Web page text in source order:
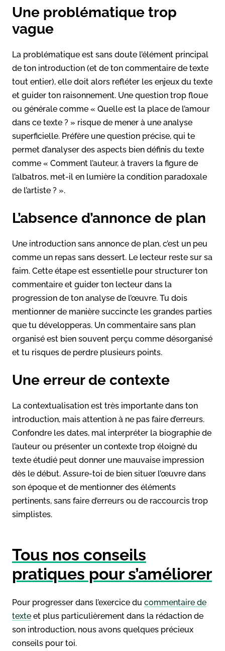
Une problématique trop
vague
La problématique est sans doute l’élément principal
de ton introduction (et de ton commentaire de texte
tout entier), elle doit alors refléter les enjeux du texte
et guider ton raisonnement. Une question trop floue
ou générale comme « Quelle est la place de l’amour
dans ce texte ? » risque de mener à une analyse
superficielle. Préfère une question précise, qui te
permet d’analyser des aspects bien définis du texte
comme « Comment l’auteur, à travers la figure de
l’albatros, met-il en lumière la condition paradoxale
de l’artiste ? ».
L’absence d’annonce de plan
Une introduction sans annonce de plan, c’est un peu
comme un repas sans dessert. Le lecteur reste sur sa
faim. Cette étape est essentielle pour structurer ton
commentaire et guider ton lecteur dans la
progression de ton analyse de l’œuvre. Tu dois
mentionner de manière succincte les grandes parties
que tu développeras. Un commentaire sans plan
organisé est bien souvent perçu comme désorganisé
et tu risques de perdre plusieurs points.
Une erreur de contexte
La contextualisation est très importante dans ton
introduction, mais attention à ne pas faire d’erreurs.
Confondre les dates, mal interpréter la biographie de
l’auteur ou présenter un contexte trop éloigné du
texte étudié peut donner une mauvaise impression
dès le début. Assure-toi de bien situer l’œuvre dans
son époque et de mentionner des éléments
pertinents, sans faire d’erreurs ou de raccourcis trop
simplistes.
Tous nos conseils
pratiques pour s’améliorer
Pour progresser dans l’exercice du commentaire de
texte et plus particulièrement dans la rédaction de
son introduction, nous avons quelques précieux
conseils pour toi.